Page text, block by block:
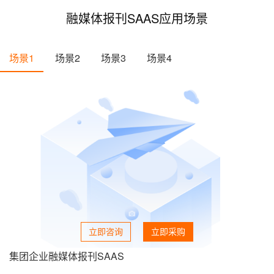
融媒体报刊SAAS应用场景
场景1 场景2 场景3 场景4
立即咨询 立即采购
集团企业融媒体报刊SAAS